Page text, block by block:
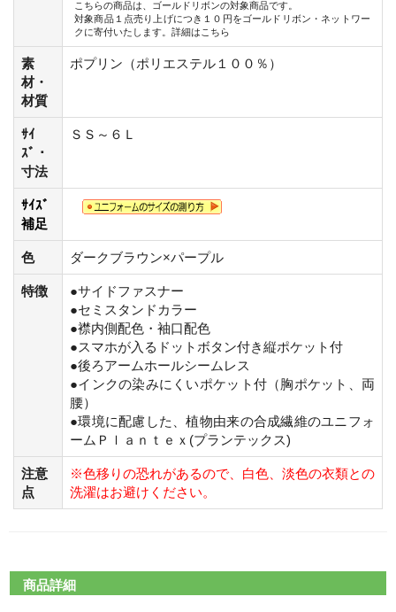
こちらの商品は、ゴールドリボンの対象商品です。
対象商品１点売り上げにつき１０円をゴールドリボン・ネットワー
クに寄付いたします。 詳細はこちら
素
材・
材質
ポプリン（ポリエステル１００％）
ｻｲ
ｽﾞ・
寸法
ＳＳ～６Ｌ
ｻｲｽﾞ
補足
色 ダークブラウン×パープル
特徴
●サイドファスナー
●セミスタンドカラー
●襟内側配色・袖口配色
●スマホが入るドットボタン付き縦ポケット付
●後ろアームホールシームレス
●インクの染みにくいポケット付（胸ポケット、両
腰）
●環境に配慮した、植物由来の合成繊維のユニフォ
ームＰｌａｎｔｅｘ(プランテックス)
注意
点
※色移りの恐れがあるので、白色、淡色の衣類との
洗濯はお避けください。
商品詳細